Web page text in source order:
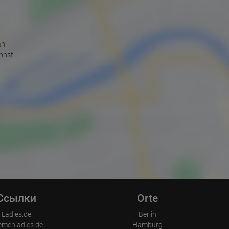
Ladies.de
Orte
Berlin
Hamburg